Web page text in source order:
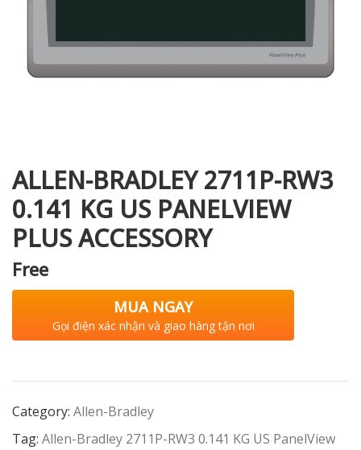
ALLEN-BRADLEY 2711P-RW3
0.141 KG US PANELVIEW
PLUS ACCESSORY
Free
MUA NGAY
Gọi điện xác nhận và giao hàng tận nơi
Category: Allen-Bradley
Tag: Allen-Bradley 2711P-RW3 0.141 KG US PanelView